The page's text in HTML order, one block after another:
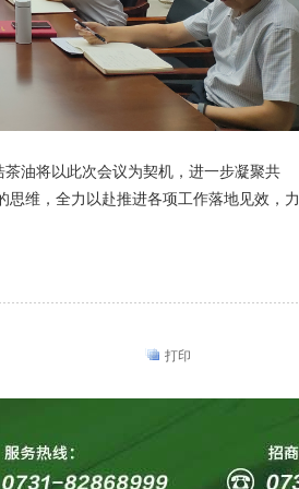
油将以此次会议为契机，进一步凝聚共
维，全力以赴推进各项工作落地见效，力
打印